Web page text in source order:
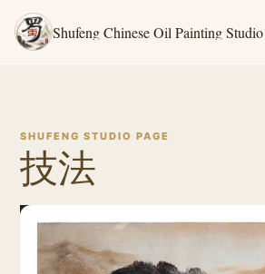
Shufeng Chinese Oil Painting Studio
SHUFENG STUDIO PAGE
技法